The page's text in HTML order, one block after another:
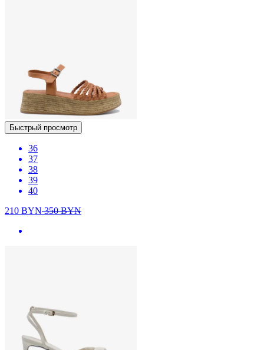
Быстрый просмотр
36
37
38
39
40
210 BYN350BYN